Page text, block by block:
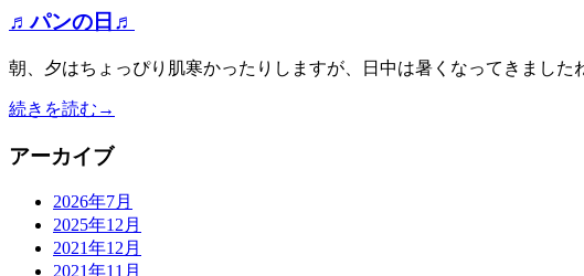
♬パンの日♬
朝、夕はちょっぴり肌寒かったりしますが、日中は暑くなってきまし
続きを読む→
アーカイブ
2026年7月
2025年12月
2021年12月
2021年11月